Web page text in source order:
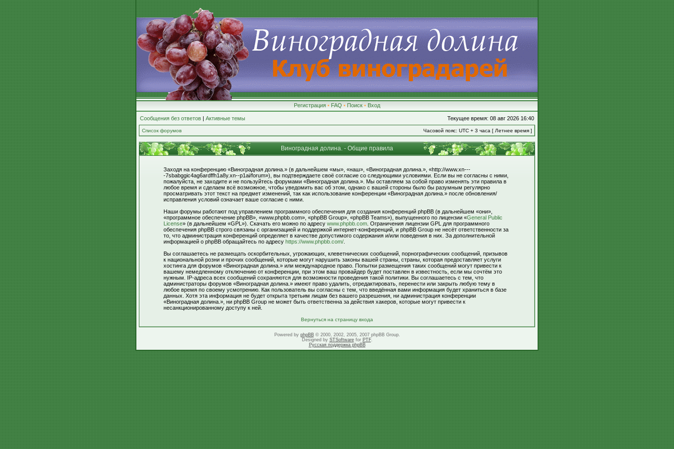
Регистрация • FAQ • Поиск • Вход
Сообщения без ответов | Активные темы Текущее время: 08 авг 2026 16:40
Список форумов Часовой пояс: UTC + 3 часа [ Летнее время ]
Виноградная долина. - Общие правила
Заходя на конференцию «Виноградная долина.» (в дальнейшем «мы», «наш», «Виноградная долина.», «http://www.xn---
-7sbabggic4ag6ardffh1a8y.xn--p1ai/forum»), вы подтверждаете своё согласие со следующими условиями. Если вы не согласны с ними,
пожалуйста, не заходите и не пользуйтесь форумами «Виноградная долина.». Мы оставляем за собой право изменять эти правила в
любое время и сделаем всё возможное, чтобы уведомить вас об этом, однако с вашей стороны было бы разумным регулярно
просматривать этот текст на предмет изменений, так как использование конференции «Виноградная долина.» после обновления/
исправления условий означает ваше согласие с ними.
Наши форумы работают под управлением программного обеспечения для создания конференций phpBB (в дальнейшем «они»,
«программное обеспечение phpBB», «www.phpbb.com», «phpBB Group», «phpBB Teams»), выпущенного по лицензии «General Public
License» (в дальнейшем «GPL»). Скачать его можно по адресу www.phpbb.com . Ограничения лицензии GPL для программного
обеспечения phpBB строго связаны с организацией и поддержкой интернет-конференций, и phpBB Group не несёт ответственности за
то, что администрация конференций определяет в качестве допустимого содержания и/или поведения в них. За дополнительной
информацией о phpBB обращайтесь по адресу https://www.phpbb.com/
Вы соглашаетесь не размещать оскорбительных, угрожающих, клеветнических сообщений, порнографических сообщений, призывов
к национальной розни и прочих сообщений, которые могут нарушить законы вашей страны, страны, которая предоставляет услуги
хостинга для форумов «Виноградная долина.» или международное право. Попытки размещения таких сообщений могут привести к
вашему немедленному отключению от конференции, при этом ваш провайдер будет поставлен в известность, если мы сочтём это
нужным. IP-адреса всех сообщений сохраняются для возможности проведения такой политики. Вы соглашаетесь с тем, что
администраторы форумов «Виноградная долина.» имеют право удалить, отредактировать, перенести или закрыть любую тему в
любое время по своему усмотрению. Как пользователь вы согласны с тем, что введённая вами информация будет храниться в базе
данных. Хотя эта информация не будет открыта третьим лицам без вашего разрешения, ни администрация конференции
«Виноградная долина.», ни phpBB Group не может быть ответственна за действия хакеров, которые могут привести к
несанкционированному доступу к ней.
Вернуться на страницу входа
Powered by phpBB© 2000, 2002, 2005, 2007 phpBB Group.
Designed by STSoftwarefor PTF.
Русская поддержка phpBB